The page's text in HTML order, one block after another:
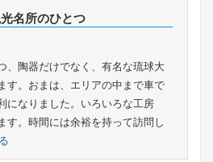
名所のひとつ
、陶器だけでなく、有名な琉球大
す。おまは、エリアの中まで車で
になりました。いろいろな工房
す。時間には余裕を持って訪問し